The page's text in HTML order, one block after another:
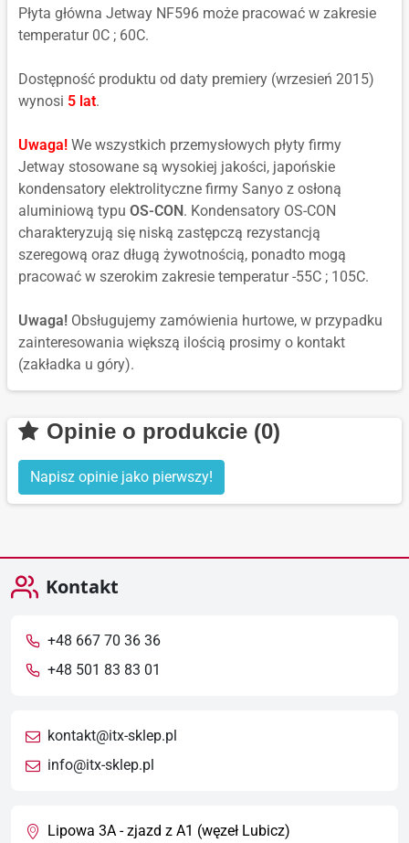
Płyta główna Jetway NF596 może pracować w zakresie
temperatur 0C ; 60C.
Dostępność produktu od daty premiery (wrzesień 2015)
wynosi 5 lat.
Uwaga! We wszystkich przemysłowych płyty firmy
Jetway stosowane są wysokiej jakości, japońskie
kondensatory elektrolityczne firmy Sanyo z osłoną
aluminiową typu OS-CON . Kondensatory OS-CON
charakteryzują się niską zastępczą rezystancją
szeregową oraz długą żywotnością, ponadto mogą
pracować w szerokim zakresie temperatur -55C ; 105C.
Uwaga! Obsługujemy zamówienia hurtowe, w przypadku
zainteresowania większą ilością prosimy o kontakt
(zakładka u góry).
Opinie o produkcie (0)
Napisz opinie jako pierwszy!
Kontakt
+48 667 70 36 36
+48 501 83 83 01
kontakt@itx-sklep.pl
info@itx-sklep.pl
Lipowa 3A - zjazd z A1 (węzeł Lubicz)